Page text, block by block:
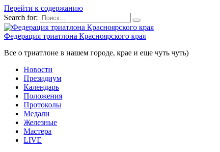
Перейти к содержанию
Search for:
Федерация триатлона Красноярского края
Все о триатлоне в нашем городе, крае и еще чуть чуть)
Новости
Президиум
Календарь
Положения
Протоколы
Медали
Железные
Мастера
LIVE